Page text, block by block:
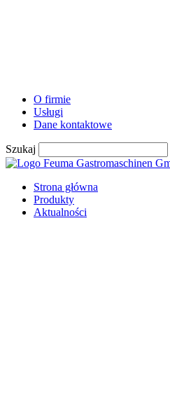
O firmie
Usługi
Dane kontaktowe
Szukaj
Strona główna
Produkty
Aktualności